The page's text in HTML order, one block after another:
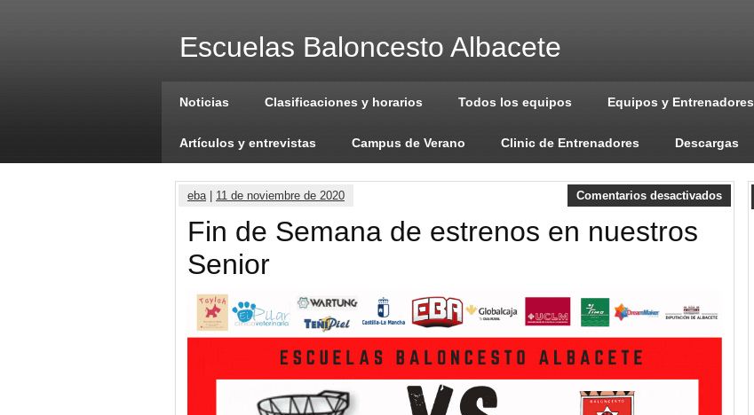
Escuelas Baloncesto Albacete
Noticias Clasificaciones y horarios Todos los equipos Equipos y Entrenadores
Artículos y entrevistas Campus de Verano Clinic de Entrenadores Descargas
eba| 11 de noviembre de 2020 Comentarios desactivados
Fin de Semana de estrenos en nuestros
Senior